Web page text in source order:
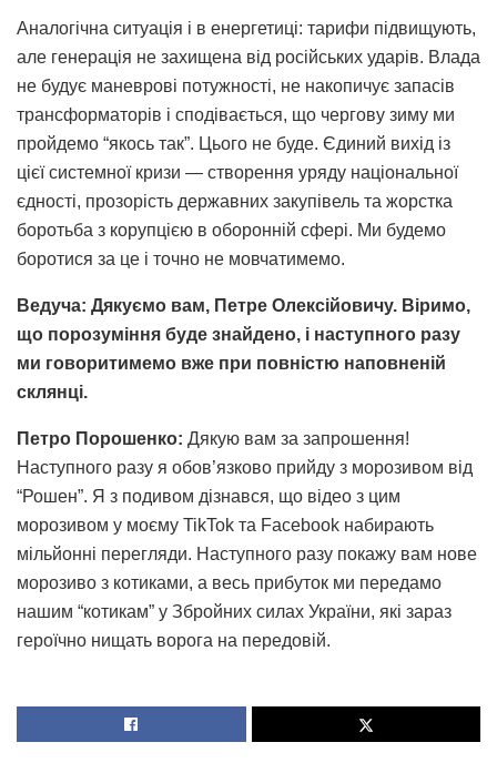
Аналогічна ситуація і в енергетиці: тарифи підвищують,
але генерація не захищена від російських ударів. Влада
не будує маневрові потужності, не накопичує запасів
трансформаторів і сподівається, що чергову зиму ми
пройдемо “якось так”. Цього не буде. Єдиний вихід із
цієї системної кризи — створення уряду національної
єдності, прозорість державних закупівель та жорстка
боротьба з корупцією в оборонній сфері. Ми будемо
боротися за це і точно не мовчатимемо.
Ведуча: Дякуємо вам, Петре Олексійовичу. Віримо,
що порозуміння буде знайдено, і наступного разу
ми говоритимемо вже при повністю наповненій
склянці.
Петро Порошенко: Дякую вам за запрошення!
Наступного разу я обов’язково прийду з морозивом від
“Рошен”. Я з подивом дізнався, що відео з цим
морозивом у моєму TikTok та Facebook набирають
мільйонні перегляди. Наступного разу покажу вам нове
морозиво з котиками, а весь прибуток ми передамо
нашим “котикам” у Збройних силах України, які зараз
героїчно нищать ворога на передовій.